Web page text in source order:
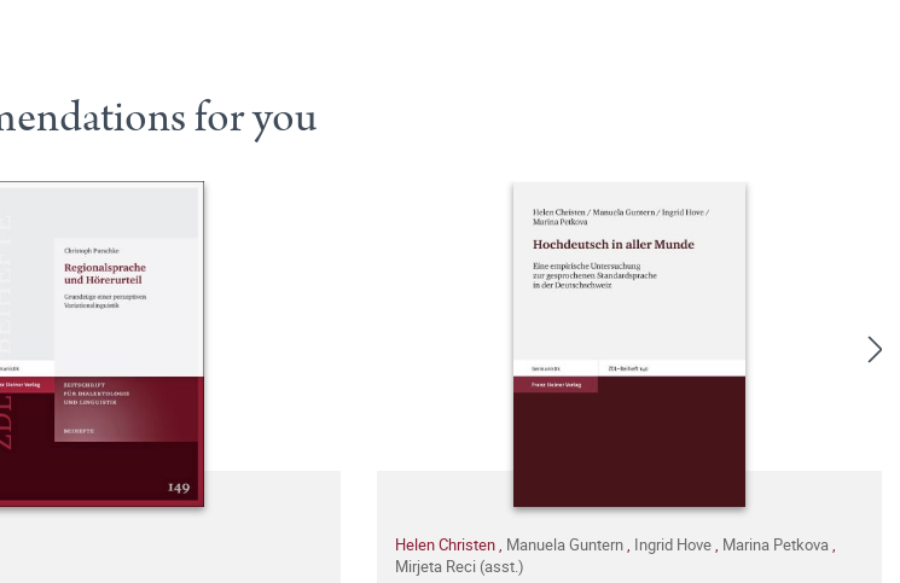
for you
Helen Christen, Manuela Guntern, Ingrid Hove, Marina Petkova,
Mirjeta Reci (asst.)